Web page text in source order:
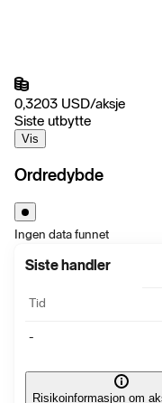
0,3203 USD/aksje
Siste utbytte
Vis
Ordredybde
Ingen data funnet
Siste handler
Tid
-
Risikoinformasjon om